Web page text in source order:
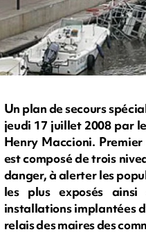
Un plan de secours
jeudi 17 juillet 2008 par
Henry Maccioni.
est composé de trois
danger, à alerter les
les plus exposés ainsi
installations implantées
relais des maires des